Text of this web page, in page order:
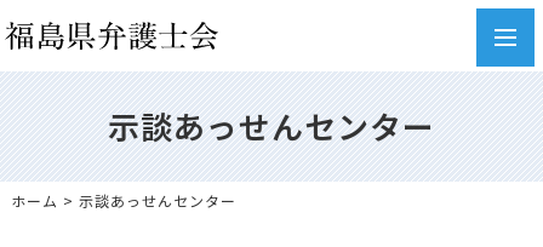
示談あっせんセンター
ホーム > 示談あっせんセンター